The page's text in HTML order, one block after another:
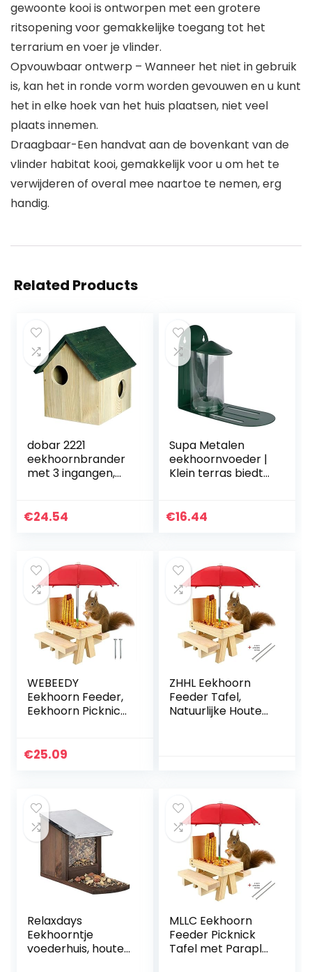
gewoonte kooi is ontworpen met een grotere
ritsopening voor gemakkelijke toegang tot het
terrarium en voer je vlinder.
Opvouwbaar ontwerp – Wanneer het niet in gebruik
is, kan het in ronde vorm worden gevouwen en u kunt
het in elke hoek van het huis plaatsen, niet veel
plaats innemen.
Draagbaar-Een handvat aan de bovenkant van de
vlinder habitat kooi, gemakkelijk voor u om het te
verwijderen of overal mee naartoe te nemen, erg
handig.
Related Products
dobar 2221
eekhoornbrander
met 3 ingangen,
als voederopslag
€24.54
Supa Metalen
eekhoornvoeder |
Klein terras biedt
voeden |
€16.44
WEBEEDY
Eekhoorn Feeder,
Eekhoorn Picknick
Buiten Houden
€25.09
ZHHL Eekhoorn
Feeder Tafel,
Natuurlijke Houten
Relaxdays
Eekhoorntje
voederhuis, houten
MLLC Eekhoorn
Feeder Picknick
Tafel met Paraplu